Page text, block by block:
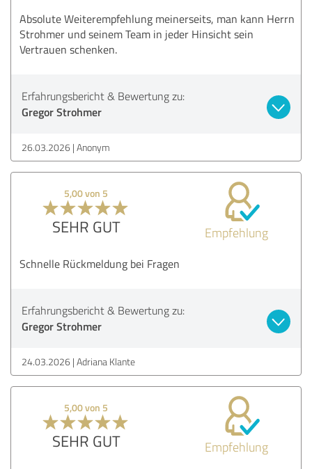
Absolute Weiterempfehlung meinerseits, man kann Herrn
Strohmer und seinem Team in jeder Hinsicht sein
Vertrauen schenken.
Erfahrungsbericht & Bewertung zu:
Gregor Strohmer
26.03.2026 Anonym
5,00 von 5
SEHR GUT Empfehlung
Schnelle Rückmeldung bei Fragen
Erfahrungsbericht & Bewertung zu:
Gregor Strohmer
24.03.2026 Adriana Klante
5,00 von 5
SEHR GUT Empfehlung